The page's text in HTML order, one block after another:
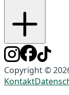
Copyright ©
Kontakt